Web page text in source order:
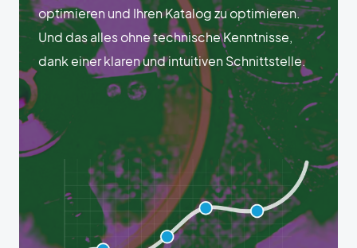
optimieren und Ihren Katalog zu optimieren.
Und das alles ohne technische Kenntnisse,
dank einer klaren und intuitiven Schnittstelle.